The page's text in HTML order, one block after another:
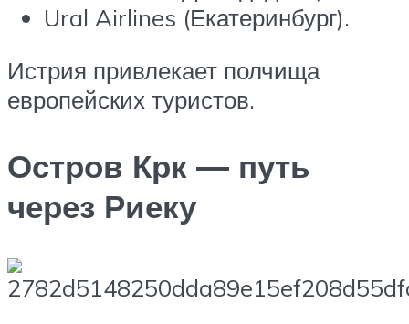
Ural Airlines (Екатеринбург).
Истрия привлекает полчища
европейских туристов.
Остров Крк — путь
через Риеку